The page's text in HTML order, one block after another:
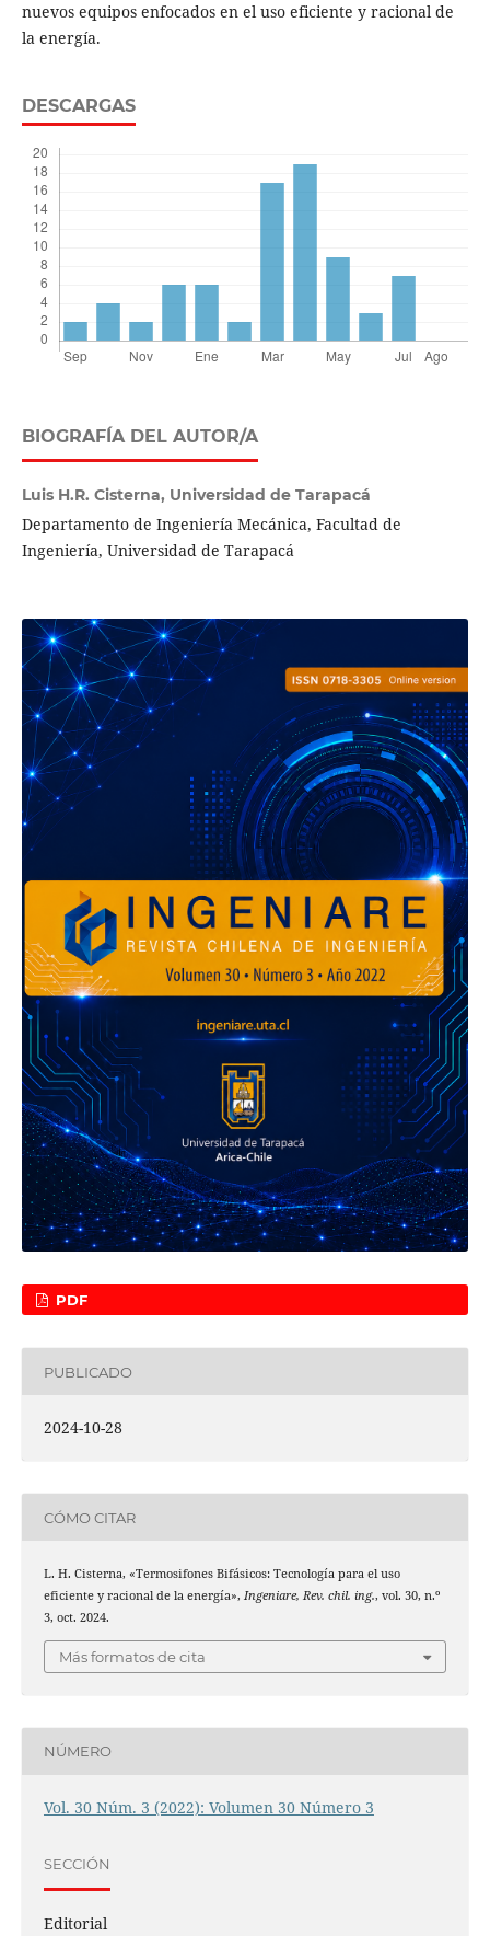
nuevos equipos enfocados en el uso eficiente y racional de
la energía.
DESCARGAS
BIOGRAFÍA DEL AUTOR/A
Luis H.R. Cisterna, Universidad de Tarapacá
Departamento de Ingeniería Mecánica, Facultad de
Ingeniería, Universidad de Tarapacá
PDF
PUBLICADO
2024-10-28
CÓMO CITAR
L. H. Cisterna, «Termosifones Bifásicos: Tecnología para el uso
eficiente y racional de la energía», Ingeniare, Rev. chil. ing., vol. 30, n.º
3, oct. 2024.
Más formatos de cita
NÚMERO
Vol. 30 Núm. 3 (2022): Volumen 30 Número 3
SECCIÓN
Editorial